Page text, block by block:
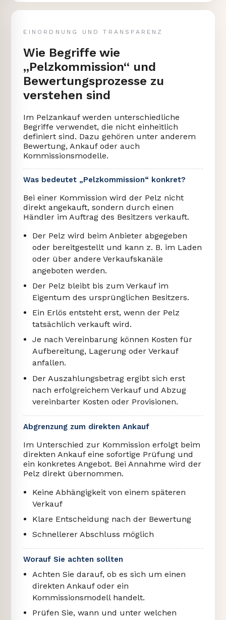
EINORDNUNG UND TRANSPARENZ
Wie Begriffe wie
„Pelzkommission“ und
Bewertungsprozesse zu
verstehen sind
Im Pelzankauf werden unterschiedliche
Begriffe verwendet, die nicht einheitlich
definiert sind. Dazu gehören unter anderem
Bewertung, Ankauf oder auch
Kommissionsmodelle.
Was bedeutet „Pelzkommission“ konkret?
Bei einer Kommission wird der Pelz nicht
direkt angekauft, sondern durch einen
Händler im Auftrag des Besitzers verkauft.
Der Pelz wird beim Anbieter abgegeben
oder bereitgestellt und kann z. B. im Laden
oder über andere Verkaufskanäle
angeboten werden.
Der Pelz bleibt bis zum Verkauf im
Eigentum des ursprünglichen Besitzers.
Ein Erlös entsteht erst, wenn der Pelz
tatsächlich verkauft wird.
Je nach Vereinbarung können Kosten für
Aufbereitung, Lagerung oder Verkauf
anfallen.
Der Auszahlungsbetrag ergibt sich erst
nach erfolgreichem Verkauf und Abzug
vereinbarter Kosten oder Provisionen.
Abgrenzung zum direkten Ankauf
Im Unterschied zur Kommission erfolgt beim
direkten Ankauf eine sofortige Prüfung und
ein konkretes Angebot. Bei Annahme wird der
Pelz direkt übernommen.
Keine Abhängigkeit von einem späteren
Verkauf
Klare Entscheidung nach der Bewertung
Schnellerer Abschluss möglich
Worauf Sie achten sollten
Achten Sie darauf, ob es sich um einen
direkten Ankauf oder ein
Kommissionsmodell handelt.
Prüfen Sie, wann und unter welchen